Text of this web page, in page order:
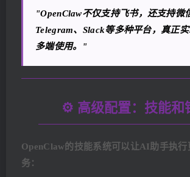
"OpenClaw不仅支持飞书，还支持微
Telegram、Slack等多种平台，真正实
多端使用。"
⚙️ 高级配置：技能和
OpenClaw的技能系统可以让AI助手执行
务：